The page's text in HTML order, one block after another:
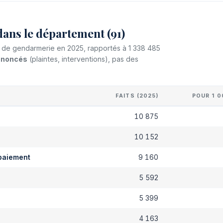
le département (91)
gendarmerie en 2025, rapportés à 1 338 485
(plaintes, interventions), pas des
FAITS (2025) POUR 1
10 875
10 152
9 160
5 592
5 399
4 163